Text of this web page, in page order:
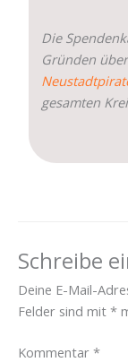
Die
Gründen
gesamten
Schreibe
Deine E-Mail-
Felder sind mit *
Kommentar *